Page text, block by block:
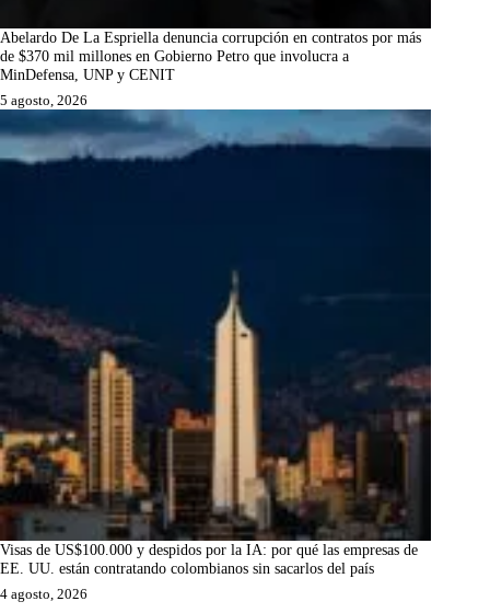
Abelardo De La Espriella denuncia corrupción en contratos por más
de $370 mil millones en Gobierno Petro que involucra a
MinDefensa, UNP y CENIT
5 agosto, 2026
Visas de US$100.000 y despidos por la IA: por qué las empresas de
EE. UU. están contratando colombianos sin sacarlos del país
4 agosto, 2026